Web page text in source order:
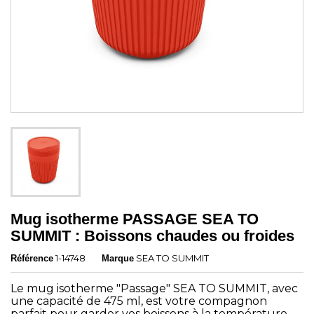
Mug isotherme PASSAGE SEA TO
SUMMIT : Boissons chaudes ou froides
Référence 1-14748 Marque SEA TO SUMMIT
Le mug isotherme "Passage" SEA TO SUMMIT, avec
une capacité de 475 ml, est votre compagnon